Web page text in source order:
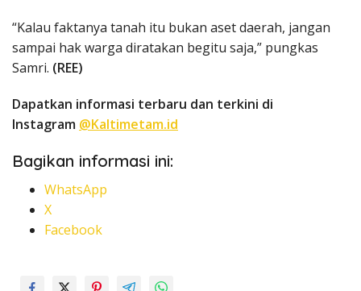
“Kalau faktanya tanah itu bukan aset daerah, jangan
sampai hak warga diratakan begitu saja,” pungkas
Samri. (REE)
Dapatkan informasi terbaru dan terkini di
Instagram @Kaltimetam.id
Bagikan informasi ini:
WhatsApp
X
Facebook